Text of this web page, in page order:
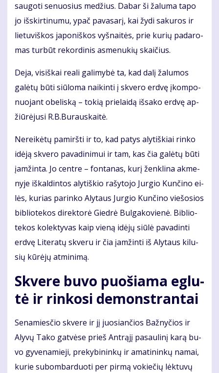
sau­go­ti se­nuo­sius me­džius. Da­bar ši ža­lu­ma ta­po
jo iš­skir­ti­nu­mu, ypač pa­va­sa­rį, kai žy­di sa­ku­ros ir
lie­tu­viš­kos ja­po­niš­kos vyš­nai­tės, prie ku­rių pa­da­ro­
mas tur­būt re­kor­di­nis as­me­nu­kių skai­čius.
De­ja, vi­siš­kai re­a­li ga­li­my­bė ta, kad da­lį ža­lu­mos
galėtų būti siū­lo­ma nai­kin­ti į skve­ro erd­vę įkom­po­
nuo­jant obe­lis­ką – to­kią prie­lai­dą iš­sa­ko erd­vę ap­
žiū­rė­ju­si R.B.Bu­raus­kai­tė.
Ne­rei­kė­tų pa­mirš­ti ir to, kad pa­tys aly­tiš­kiai rin­ko
idė­ją skve­ro pa­va­di­ni­mui ir tam, kas čia ga­lė­tų bū­ti
įam­žin­ta. Jo cen­tre – fon­ta­nas, ku­rį žen­kli­na ak­me­
ny­je iš­kal­din­tos aly­tiš­kio ra­šy­to­jo Jur­gio Kun­či­no ei­
lės, ku­rias pa­rin­ko Aly­taus Jur­gio Kun­či­no vie­šo­sios
bib­lio­te­kos di­rek­to­rė Gied­rė Bul­ga­ko­vie­nė. Bib­lio­
te­kos ko­lek­ty­vas kaip vie­ną idė­jų siū­lė pa­va­din­ti
erd­vę Li­te­ra­tų skve­ru ir čia įam­žin­ti iš Aly­taus ki­lu­
sių kū­rė­jų at­mi­ni­mą.
Skve­re bu­vo puo­šia­ma eg­lu­
tė ir rin­ko­si de­monst­ran­tai
Se­na­mies­čio skve­re ir jį juo­sian­čios Baž­ny­čios ir
Aly­vų Ta­ko gat­vė­se prieš Ant­rą­jį pa­sau­li­nį ka­rą bu­
vo gy­ve­na­mie­ji, pre­ky­bi­nin­kų ir ama­ti­nin­kų na­mai,
ku­rie su­bom­bar­duo­ti per pir­mą vo­kie­čių lėk­tu­vų